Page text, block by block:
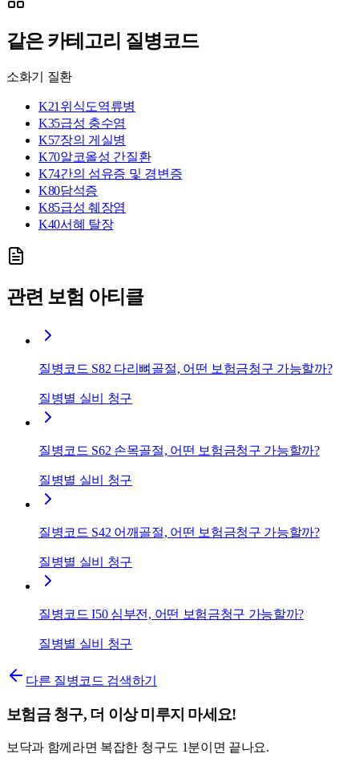
같은 카테고리 질병코드
소화기 질환
K21위식도역류병
K35급성 충수염
K57장의 게실병
K70알코올성 간질환
K74간의 섬유증 및 경변증
K80담석증
K85급성 췌장염
K40서혜 탈장
관련 보험 아티클
질병코드 S82 다리뼈골절, 어떤 보험금청구 가능할까?
질병별 실비 청구
질병코드 S62 손목골절, 어떤 보험금청구 가능할까?
질병별 실비 청구
질병코드 S42 어깨골절, 어떤 보험금청구 가능할까?
질병별 실비 청구
질병코드 I50 심부전, 어떤 보험금청구 가능할까?
질병별 실비 청구
다른 질병코드 검색하기
보험금 청구, 더 이상 미루지 마세요!
보닥과 함께라면 복잡한 청구도 1분이면 끝나요.